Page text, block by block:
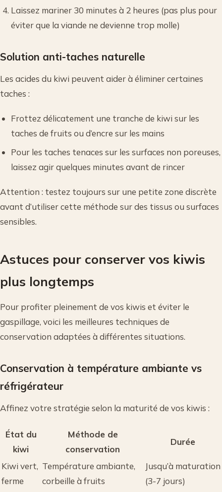
Laissez mariner 30 minutes à 2 heures (pas plus pour
éviter que la viande ne devienne trop molle)
Solution anti-taches naturelle
Les acides du kiwi peuvent aider à éliminer certaines
taches :
Frottez délicatement une tranche de kiwi sur les
taches de fruits ou d’encre sur les mains
Pour les taches tenaces sur les surfaces non poreuses,
laissez agir quelques minutes avant de rincer
Attention : testez toujours sur une petite zone discrète
avant d’utiliser cette méthode sur des tissus ou surfaces
sensibles.
Astuces pour conserver vos kiwis
plus longtemps
Pour profiter pleinement de vos kiwis et éviter le
gaspillage, voici les meilleures techniques de
conservation adaptées à différentes situations.
Conservation à température ambiante vs
réfrigérateur
Affinez votre stratégie selon la maturité de vos kiwis :
État du
kiwi
Méthode de
conservation
Durée
Kiwi vert,
ferme
Température ambiante,
corbeille à fruits
Jusqu’à maturation
(3-7 jours)